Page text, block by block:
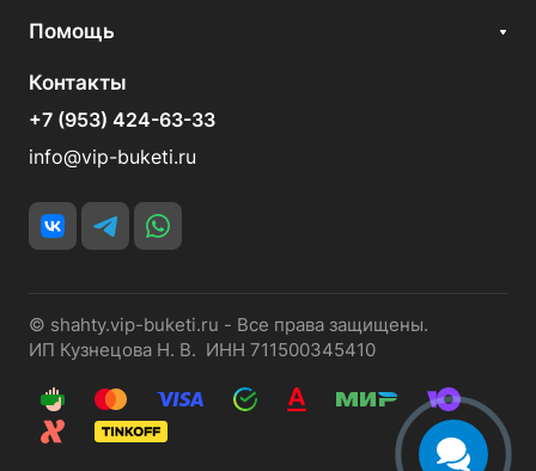
Помощь
Контакты
+7 (953) 424-63-33
info@vip-buketi.ru
© shahty.vip-buketi.ru - Все права защищены.
ИП Кузнецова Н. В. ИНН 711500345410